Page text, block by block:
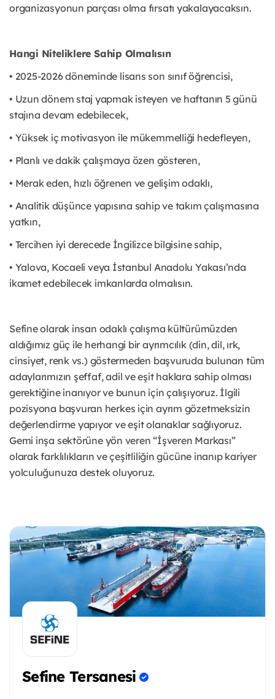
organizasyonun parçası olma fırsatı yakalayacaksın.
Hangi Niteliklere Sahip Olmalısın
• 2025-2026 döneminde lisans son sınıf öğrencisi,
• Uzun dönem staj yapmak isteyen ve haftanın 5 günü
stajına devam edebilecek,
• Yüksek iç motivasyon ile mükemmelliği hedefleyen,
• Planlı ve dakik çalışmaya özen gösteren,
• Merak eden, hızlı öğrenen ve gelişim odaklı,
• Analitik düşünce yapısına sahip ve takım çalışmasına
yatkın,
• Tercihen iyi derecede İngilizce bilgisine sahip,
• Yalova, Kocaeli veya İstanbul Anadolu Yakası’nda
ikamet edebilecek imkanlarda olmalısın.
Sefine olarak insan odaklı çalışma kültürümüzden
aldığımız güç ile herhangi bir ayrımcılık (din, dil, ırk,
cinsiyet, renk vs.) göstermeden başvuruda bulunan tüm
adaylarımızın şeffaf, adil ve eşit haklara sahip olması
gerektiğine inanıyor ve bunun için çalışıyoruz. İlgili
pozisyona başvuran herkes için ayrım gözetmeksizin
değerlendirme yapıyor ve eşit olanaklar sağlıyoruz.
Gemi inşa sektörüne yön veren “İşveren Markası”
olarak farklılıkların ve çeşitliliğin gücüne inanıp kariyer
yolculuğunuza destek oluyoruz.
Sefine Tersanesi